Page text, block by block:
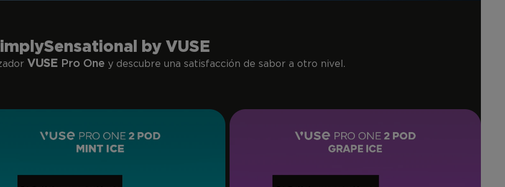
by VUSE
VUSE Pro One y descubre una satisfacción de sabor a otro nivel.